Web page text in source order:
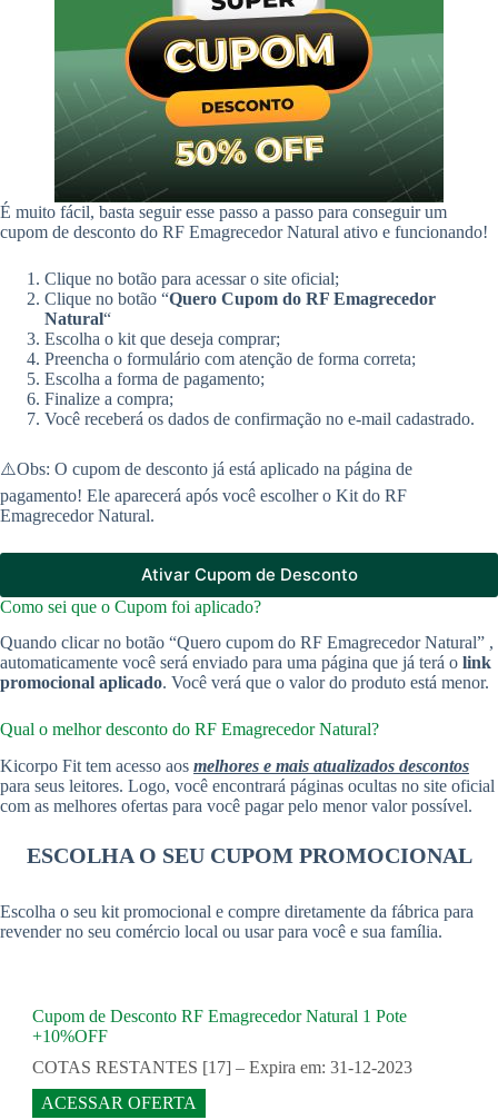
É muito fácil, basta seguir esse passo a passo para conseguir um
cupom de desconto do RF Emagrecedor Natural ativo e funcionando!
Clique no botão para acessar o site oficial;
Clique no botão “Quero Cupom do RF Emagrecedor
Natural“
Escolha o kit que deseja comprar;
Preencha o formulário com atenção de forma correta;
Escolha a forma de pagamento;
Finalize a compra;
Você receberá os dados de confirmação no e-mail cadastrado.
⚠️Obs: O cupom de desconto já está aplicado na página de
pagamento! Ele aparecerá após você escolher o Kit do RF
Emagrecedor Natural.
Ativar Cupom de Desconto
Como sei que o Cupom foi aplicado?
Quando clicar no botão “Quero cupom do RF Emagrecedor Natural” ,
automaticamente você será enviado para uma página que já terá o link
promocional aplicado. Você verá que o valor do produto está menor.
Qual o melhor desconto do RF Emagrecedor Natural?
Kicorpo Fit tem acesso aos melhores e mais atualizados descontos
para seus leitores. Logo, você encontrará páginas ocultas no site oficial
com as melhores ofertas para você pagar pelo menor valor possível.
ESCOLHA O SEU CUPOM PROMOCIONAL
Escolha o seu kit promocional e compre diretamente da fábrica para
revender no seu comércio local ou usar para você e sua família.
Cupom de Desconto RF Emagrecedor Natural 1 Pote
+10%OFF
COTAS RESTANTES [17] – Expira em: 31-12-2023
ACESSAR OFERTA